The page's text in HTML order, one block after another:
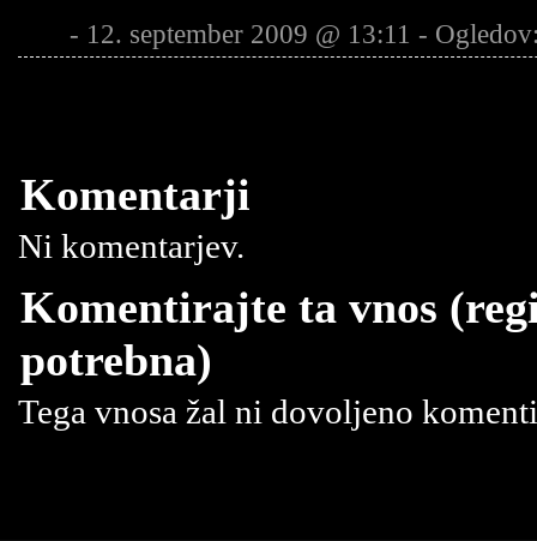
- 12. september 2009 @ 13:11 -
Komentarji
Ni komentarjev.
Komentirajte ta vnos
potrebna)
Tega vnosa žal ni dovoljeno